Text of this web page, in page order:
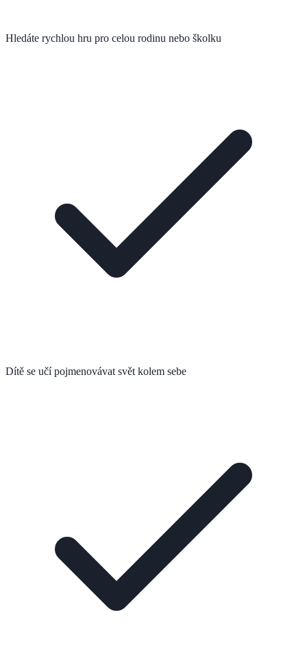
Hledáte rychlou hru pro celou rodinu nebo školku
Dítě se učí pojmenovávat svět kolem sebe